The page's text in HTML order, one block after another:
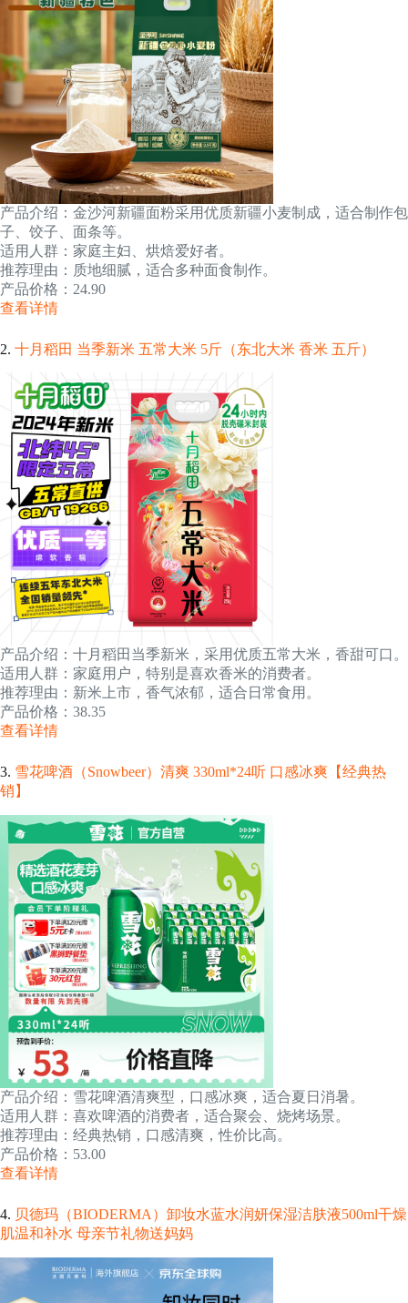
产品介绍：金沙河新疆面粉采用优质新疆小麦制成，适合制作包
子、饺子、面条等。
适用人群：家庭主妇、烘焙爱好者。
推荐理由：质地细腻，适合多种面食制作。
产品价格：24.90
查看详情
2. 十月稻田 当季新米 五常大米 5斤（东北大米 香米 五斤）
产品介绍：十月稻田当季新米，采用优质五常大米，香甜可口。
适用人群：家庭用户，特别是喜欢香米的消费者。
推荐理由：新米上市，香气浓郁，适合日常食用。
产品价格：38.35
查看详情
3. 雪花啤酒（Snowbeer）清爽 330ml*24听 口感冰爽【经典热
销】
产品介绍：雪花啤酒清爽型，口感冰爽，适合夏日消暑。
适用人群：喜欢啤酒的消费者，适合聚会、烧烤场景。
推荐理由：经典热销，口感清爽，性价比高。
产品价格：53.00
查看详情
4. 贝德玛（BIODERMA）卸妆水蓝水润妍保湿洁肤液500ml干燥
肌温和补水 母亲节礼物送妈妈